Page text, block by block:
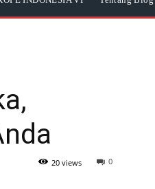
0
20 views